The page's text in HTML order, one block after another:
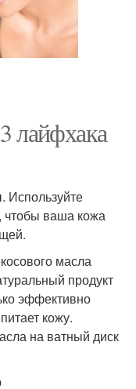
лайфхака
Используйте
чтобы ваша кожа
масла
продукт
эффективно
кожу.
на ватный диск